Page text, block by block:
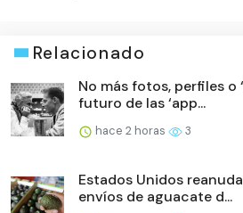
Relacionado
No más fotos, perfiles o
futuro de las ‘app...
hace 2 horas 3
Estados Unidos
envíos de aguacate d...